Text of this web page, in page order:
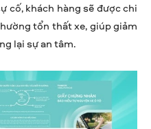
cố, khách hàng sẽ được chi
tổn thất xe, giúp giảm
lại sự an tâm.